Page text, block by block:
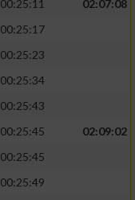
00:25:11
02:07:08
00:25:17
00:25:23
00:25:34
00:25:43
00:25:45
02:09:02
00:25:45
00:25:49